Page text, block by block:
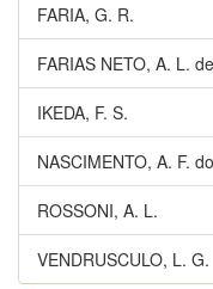
FARIA, G. R.
FARIAS NETO, A. L. de
IKEDA, F. S.
NASCIMENTO, A. F. do
ROSSONI, A. L.
VENDRUSCULO, L. G.